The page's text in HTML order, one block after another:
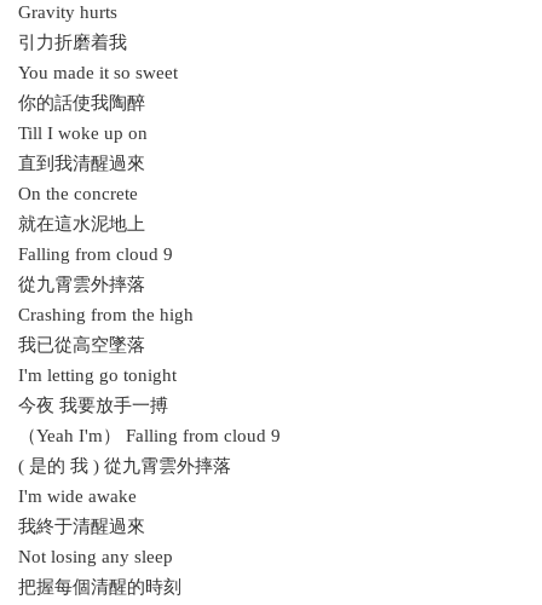
Gravity hurts
引力折磨着我
You made it so sweet
你的話使我陶醉
Till I woke up on
直到我清醒過來
On the concrete
就在這水泥地上
Falling from cloud 9
從九霄雲外摔落
Crashing from the high
我已從高空墜落
I'm letting go tonight
今夜 我要放手一搏
（Yeah I'm） Falling from cloud 9
( 是的 我 ) 從九霄雲外摔落
I'm wide awake
我終于清醒過來
Not losing any sleep
把握每個清醒的時刻